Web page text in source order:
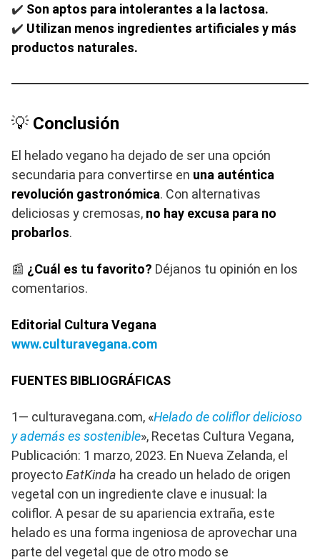
✔️ Son aptos para intolerantes a la lactosa.
✔️ Utilizan menos ingredientes artificiales y más
productos naturales.
💡 Conclusión
El helado vegano ha dejado de ser una opción
secundaria para convertirse en una auténtica
revolución gastronómica. Con alternativas
deliciosas y cremosas, no hay excusa para no
probarlos.
📰 ¿Cuál es tu favorito? Déjanos tu opinión en los
comentarios.
Editorial Cultura Vegana
www.culturavegana.com
FUENTES BIBLIOGRÁFICAS
1— culturavegana.com, «Helado de coliflor delicioso
y además es sostenible», Recetas Cultura Vegana,
Publicación: 1 marzo, 2023. En Nueva Zelanda, el
proyectoEatKinda ha creado un helado de origen
vegetal con un ingrediente clave e inusual: la
coliflor. A pesar de su apariencia extraña, este
helado es una forma ingeniosa de aprovechar una
parte del vegetal que de otro modo se